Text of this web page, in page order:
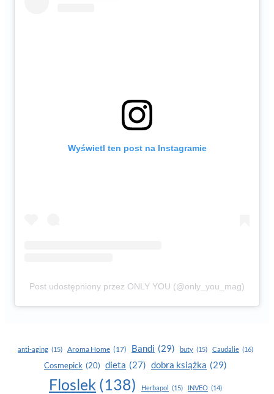
Wyświetl ten post na Instagramie
Post udostępniony przez ONLY YOU (@only_you_mag)
anti-aging (15) Aroma Home (17) Bandi (29) buty (15) Caudalie (16)
Cosmepick (20) dieta (27) dobra książka (29)
Floslek (138) Herbapol (15) INVEO (14)